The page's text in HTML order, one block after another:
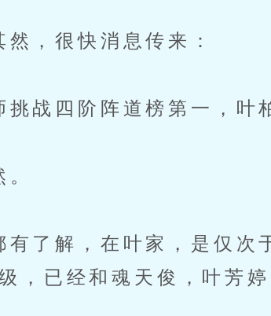
，很快消息传来：
战四阶阵道榜第一，叶
了解，在叶家，是仅次
，已经和魂天俊，叶芳